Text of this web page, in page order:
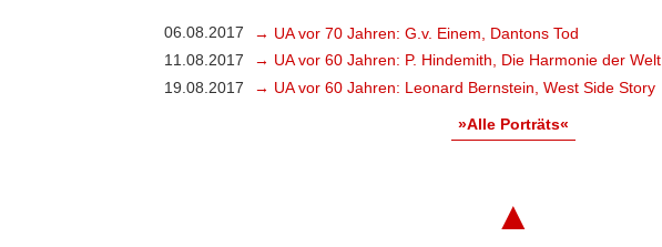
06.08.2017
→ UA vor 70 Jahren: G.v. Einem, Dantons Tod
11.08.2017
→ UA vor 60 Jahren: P. Hindemith, Die Harmonie der Welt
19.08.2017
→ UA vor 60 Jahren: Leonard Bernstein, West Side Story
»Alle Porträts«
▲